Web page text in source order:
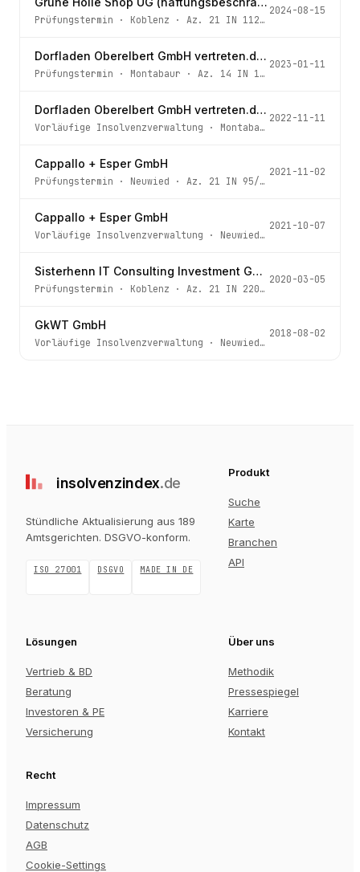
Prüfungstermin · Koblenz · Az. 21 IN 112/24
2024-08-15
Dorfladen Oberelbert GmbH vertreten.d.d. Geschäftsführer
Prüfungstermin · Montabaur · Az. 14 IN 150/22
2023-01-11
Dorfladen Oberelbert GmbH vertreten.d.d. Geschäftsführer
Vorläufige Insolvenzverwaltung · Montabaur
2022-11-11
Cappallo + Esper GmbH
Prüfungstermin · Neuwied · Az. 21 IN 95/21
2021-11-02
Cappallo + Esper GmbH
Vorläufige Insolvenzverwaltung · Neuwied· Az.
2021-10-07
Sisterhenn IT Consulting Investment GmbH
Prüfungstermin · Koblenz · Az. 21 IN 220/19
2020-03-05
GkWT GmbH
Vorläufige Insolvenzverwaltung · Neuwied· Az.
2018-08-02
insolvenzindex.de
Stündliche Aktualisierung aus 189
Amtsgerichten. DSGVO-konform.
ISO 27001 DSGVO MADE IN DE
Produkt
Suche
Karte
Branchen
API
Lösungen
Vertrieb & BD
Beratung
Investoren & PE
Versicherung
Über uns
Methodik
Pressespiegel
Karriere
Kontakt
Recht
Impressum
Datenschutz
AGB
Cookie-Settings